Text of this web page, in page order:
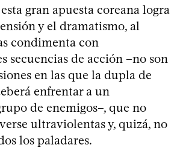
gran apuesta coreana logra
y el dramatismo, al
condimenta con
secuencias de acción –no son
en las que la dupla de
enfrentar a un
de enemigos–, que no
ultraviolentas y, quizá, no
los paladares.